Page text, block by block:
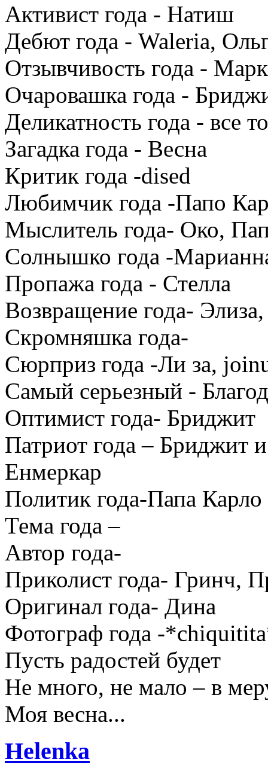
Активист года - Натиш
Дебют года - Waleria,
Отзывчивость года -
Очаровашка года -
Деликатность года - все
Загадка года - Весна
Критик года -dised
Любимчик года -Папо
Мыслитель года- Око,
Солнышко года -
Пропажа года - Стелла
Возвращение года-
Скромняшка года-
Сюрприз года -Ли за,
Самый серьезный -
Оптимист года- Бриджит
Патриот года – Бриджит
Енмеркар
Политик года-Папа Карло
Тема года –
Автор года-
Приколист года- Гринч,
Оригинал года- Дина
Фотограф года -
Пусть радостей будет
Не много, не мало – в
Моя весна...
Helenka